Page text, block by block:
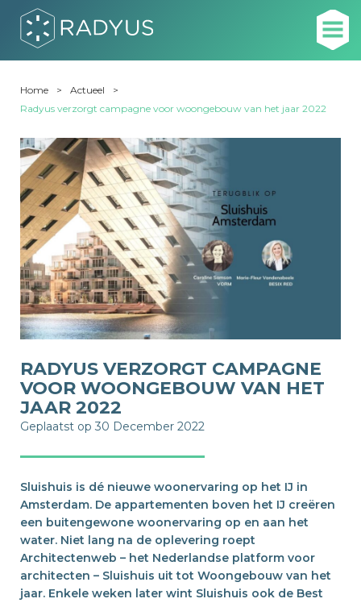
Home
Actueel
Radyus verzorgt campagne voor woongebouw van het jaar 2022
RADYUS VERZORGT CAMPAGNE
VOOR WOONGEBOUW VAN HET
JAAR 2022
Geplaatst op 30 December 2022
Sluishuis is dé nieuwe woonervaring op het IJ in
Amsterdam. De appartementen boven het IJ creëren
een buitengewone woonervaring op en aan het
water. Niet lang na de oplevering roept
Architectenweb – het Nederlandse platform voor
architecten – Sluishuis uit tot Woongebouw van het
jaar. Enkele weken later wint Sluishuis ook de Best